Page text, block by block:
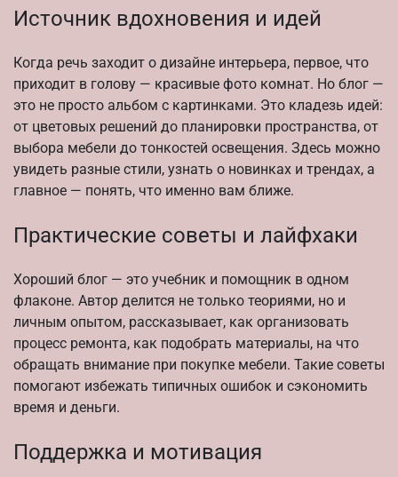
Источник вдохновения и идей
Когда речь заходит о дизайне интерьера, первое, что
приходит в голову — красивые фото комнат. Но блог —
это не просто альбом с картинками. Это кладезь идей:
от цветовых решений до планировки пространства, от
выбора мебели до тонкостей освещения. Здесь можно
увидеть разные стили, узнать о новинках и трендах, а
главное — понять, что именно вам ближе.
Практические советы и лайфхаки
Хороший блог — это учебник и помощник в одном
флаконе. Автор делится не только теориями, но и
личным опытом, рассказывает, как организовать
процесс ремонта, как подобрать материалы, на что
обращать внимание при покупке мебели. Такие советы
помогают избежать типичных ошибок и сэкономить
время и деньги.
Поддержка и мотивация